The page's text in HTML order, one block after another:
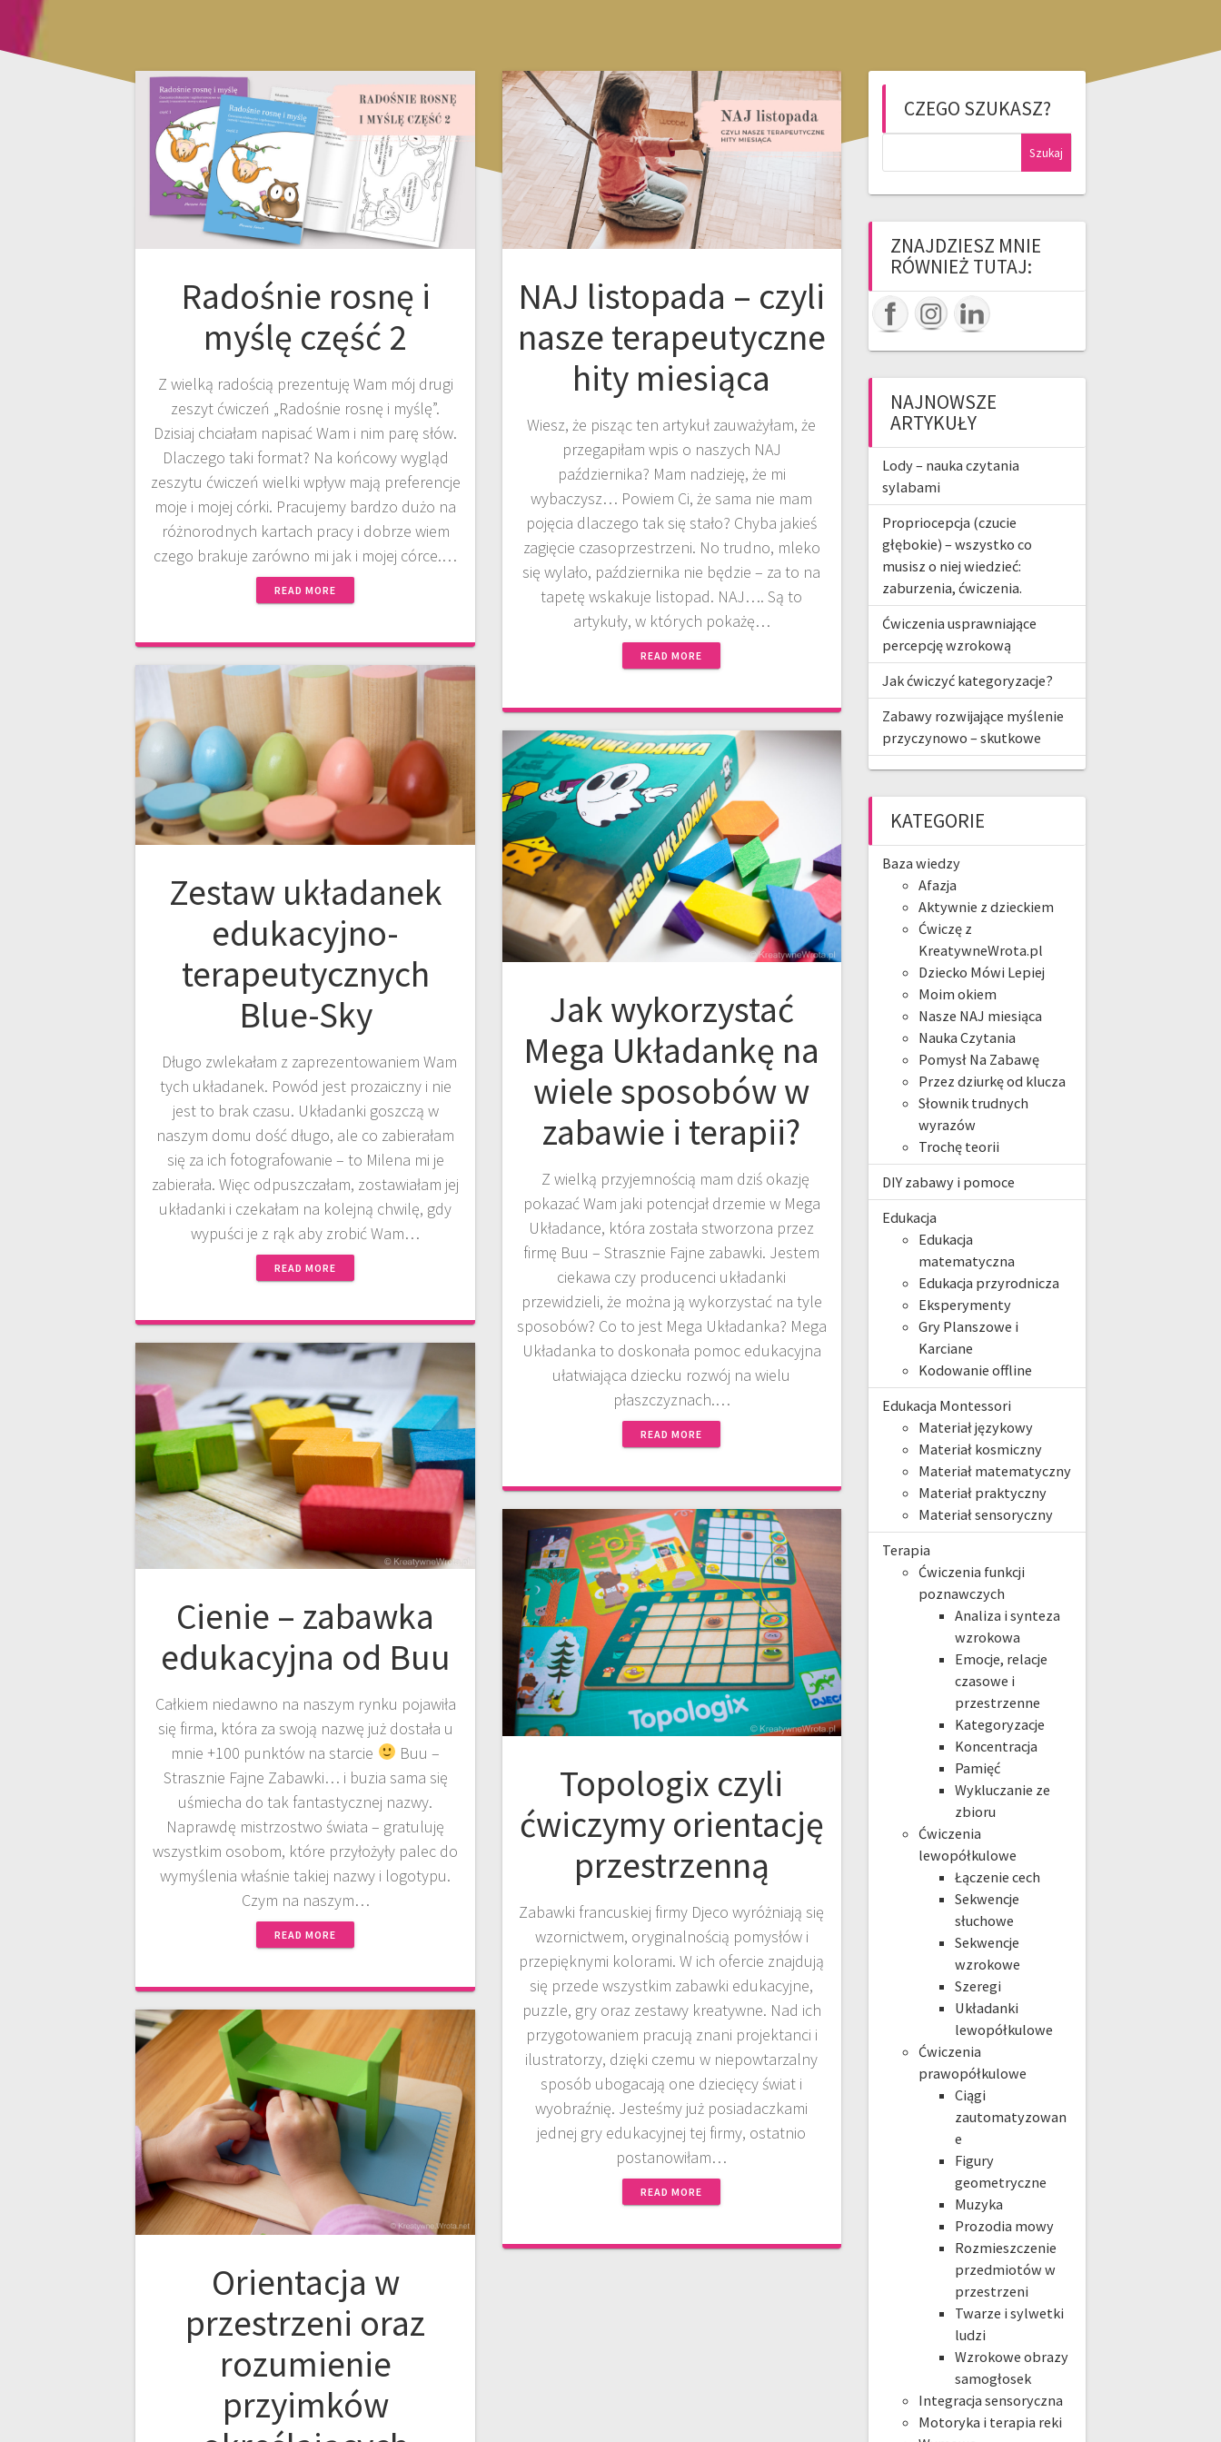
Radośnie rosnę i
myślę część 2
Z wielką radością prezentuję Wam mój drugi
zeszyt ćwiczeń „Radośnie rosnę i myślę”.
Dzisiaj chciałam napisać Wam i nim parę słów.
Dlaczego taki format? Na końcowy wygląd
zeszytu ćwiczeń wielki wpływ mają preferencje
moje i mojej córki. Pracujemy bardzo dużo na
różnorodnych kartach pracy i dobrze wiem
czego brakuje zarówno mi jak i mojej córce.…
READ MORE
NAJ listopada – czyli
nasze terapeutyczne
hity miesiąca
Wiesz, że pisząc ten artykuł zauważyłam, że
przegapiłam wpis o naszych NAJ
października? Mam nadzieję, że mi
wybaczysz… Powiem Ci, że sama nie mam
pojęcia dlaczego tak się stało? Chyba jakieś
zagięcie czasoprzestrzeni. No trudno, mleko
się wylało, października nie będzie – za to na
tapetę wskakuje listopad. NAJ…. Są to
artykuły, w których pokażę…
READ MORE
Zestaw układanek
edukacyjno-
terapeutycznych
Blue-Sky
Długo zwlekałam z zaprezentowaniem Wam
tych układanek. Powód jest prozaiczny i nie
jest to brak czasu. Układanki goszczą w
naszym domu dość długo, ale co zabierałam
się za ich fotografowanie – to Milena mi je
zabierała. Więc odpuszczałam, zostawiałam jej
układanki i czekałam na kolejną chwilę, gdy
wypuści je z rąk aby zrobić Wam…
READ MORE
Jak wykorzystać
Mega Układankę na
wiele sposobów w
zabawie i terapii?
Z wielką przyjemnością mam dziś okazję
pokazać Wam jaki potencjał drzemie w Mega
Układance, która została stworzona przez
firmę Buu – Strasznie Fajne zabawki. Jestem
ciekawa czy producenci układanki
przewidzieli, że można ją wykorzystać na tyle
sposobów? Co to jest Mega Układanka? Mega
Układanka to doskonała pomoc edukacyjna
ułatwiająca dziecku rozwój na wielu
płaszczyznach.…
READ MORE
Cienie – zabawka
edukacyjna od Buu
Całkiem niedawno na naszym rynku pojawiła
się firma, która za swoją nazwę już dostała u
mnie +100 punktów na starcie
Buu –
Strasznie Fajne Zabawki… i buzia sama się
uśmiecha do tak fantastycznej nazwy.
Naprawdę mistrzostwo świata – gratuluję
wszystkim osobom, które przyłożyły palec do
wymyślenia właśnie takiej nazwy i logotypu.
Czym na naszym…
READ MORE
Topologix czyli
ćwiczymy orientację
przestrzenną
Zabawki francuskiej firmy Djeco wyróżniają się
wzornictwem, oryginalnością pomysłów i
przepięknymi kolorami. W ich ofercie znajdują
się przede wszystkim zabawki edukacyjne,
puzzle, gry oraz zestawy kreatywne. Nad ich
przygotowaniem pracują znani projektanci i
ilustratorzy, dzięki czemu w niepowtarzalny
sposób ubogacają one dziecięcy świat i
wyobraźnię. Jesteśmy już posiadaczkami
jednej gry edukacyjnej tej firmy, ostatnio
postanowiłam…
READ MORE
Orientacja w
przestrzeni oraz
rozumienie
przyimków
CZEGO SZUKASZ?
ZNAJDZIESZ MNIE
RÓWNIEŻ TUTAJ:
NAJNOWSZE
ARTYKUŁY
Lody – nauka czytania
sylabami
Propriocepcja (czucie
głębokie) – wszystko co
musisz o niej wiedzieć:
zaburzenia, ćwiczenia.
Ćwiczenia usprawniające
percepcję wzrokową
Jak ćwiczyć kategoryzacje?
Zabawy rozwijające myślenie
przyczynowo – skutkowe
KATEGORIE
Baza wiedzy
Afazja
Aktywnie z dzieckiem
Ćwiczę z
KreatywneWrota.pl
Dziecko Mówi Lepiej
Moim okiem
Nasze NAJ miesiąca
Nauka Czytania
Pomysł Na Zabawę
Przez dziurkę od klucza
Słownik trudnych
wyrazów
Trochę teorii
DIY zabawy i pomoce
Edukacja
Edukacja
matematyczna
Edukacja przyrodnicza
Eksperymenty
Gry Planszowe i
Karciane
Kodowanie offline
Edukacja Montessori
Materiał językowy
Materiał kosmiczny
Materiał matematyczny
Materiał praktyczny
Materiał sensoryczny
Terapia
Ćwiczenia funkcji
poznawczych
Analiza i synteza
wzrokowa
Emocje, relacje
czasowe i
przestrzenne
Kategoryzacje
Koncentracja
Pamięć
Wykluczanie ze
zbioru
Ćwiczenia
lewopółkulowe
Łączenie cech
Sekwencje
słuchowe
Sekwencje
wzrokowe
Szeregi
Układanki
lewopółkulowe
Ćwiczenia
prawopółkulowe
Ciągi
zautomatyzowan
e
Figury
geometryczne
Muzyka
Prozodia mowy
Rozmieszczenie
przedmiotów w
przestrzeni
Twarze i sylwetki
ludzi
Wzrokowe obrazy
samogłosek
Integracja sensoryczna
Motoryka i terapia reki